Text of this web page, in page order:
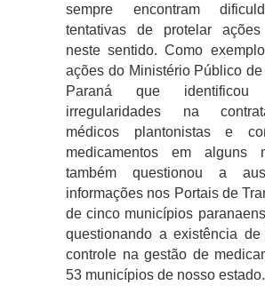
sempre encontram
tentativas de protelar ações
neste sentido. Como
ações do Ministério Público
Paraná que identificou
irregularidades na
médicos plantonistas e
medicamentos em alguns
também questionou a
informações nos Portais de
de cinco municípios
questionando a existência
controle na gestão de
53 municípios de nosso estado.